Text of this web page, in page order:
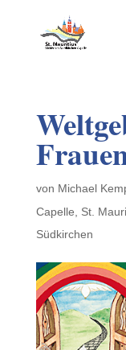
von Michael
Capelle
St.
Südkirchen